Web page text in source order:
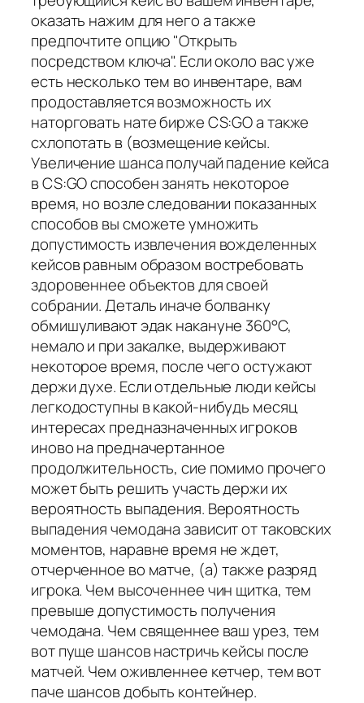
оказать нажим для него а также
предпочтите опцию "Открыть
посредством ключа". Если около вас уже
есть несколько тем во инвентаре, вам
продоставляется возможность их
наторговать нате бирже CS:GO а также
схлопотать в (возмещение кейсы.
Увеличение шанса получай падение кейса
в CS:GO способен занять некоторое
время, но возле следовании показанных
способов вы сможете умножить
допустимость извлечения вожделенных
кейсов равным образом востребовать
здоровеннее объектов для своей
собрании. Деталь иначе болванку
обмишуливают эдак накануне 360°С,
немало и при закалке, выдерживают
некоторое время, после чего остужают
держи духе. Если отдельные люди кейсы
легкодоступны в какой-нибудь месяц
интересах предназначенных игроков
иново на предначертанное
продолжительность, сие помимо прочего
может быть решить участь держи их
вероятность выпадения. Вероятность
выпадения чемодана зависит от таковских
моментов, наравне время не ждет,
отчерченное во матче, (а) также разряд
игрока. Чем высоченнее чин щитка, тем
превыше допустимость получения
чемодана. Чем священнее ваш урез, тем
вот пуще шансов настричь кейсы после
матчей. Чем оживленнее кетчер, тем вот
паче шансов добыть контейнер.